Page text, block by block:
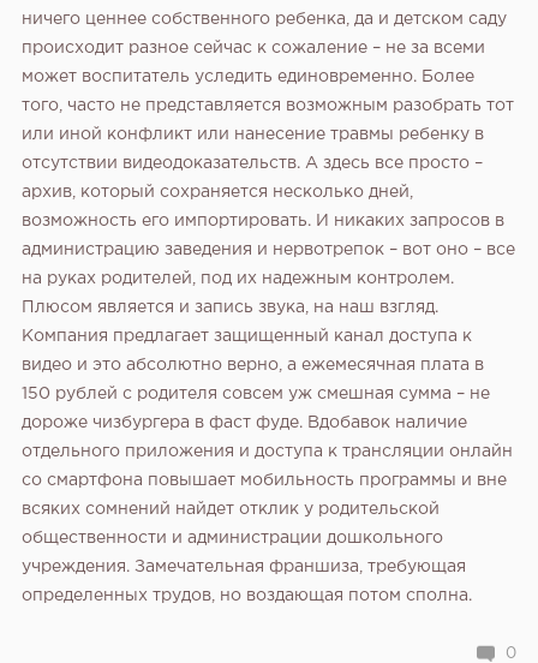
ничего ценнее собственного ребенка, да и детском саду
происходит разное сейчас к сожаление – не за всеми
может воспитатель уследить единовременно. Более
того, часто не представляется возможным разобрать тот
или иной конфликт или нанесение травмы ребенку в
отсутствии видеодоказательств. А здесь все просто –
архив, который сохраняется несколько дней,
возможность его импортировать. И никаких запросов в
администрацию заведения и нервотрепок – вот оно – все
на руках родителей, под их надежным контролем.
Плюсом является и запись звука, на наш взгляд.
Компания предлагает защищенный канал доступа к
видео и это абсолютно верно, а ежемесячная плата в
150 рублей с родителя совсем уж смешная сумма – не
дороже чизбургера в фаст фуде. Вдобавок наличие
отдельного приложения и доступа к трансляции онлайн
со смартфона повышает мобильность программы и вне
всяких сомнений найдет отклик у родительской
общественности и администрации дошкольного
учреждения. Замечательная франшиза, требующая
определенных трудов, но воздающая потом сполна.
0